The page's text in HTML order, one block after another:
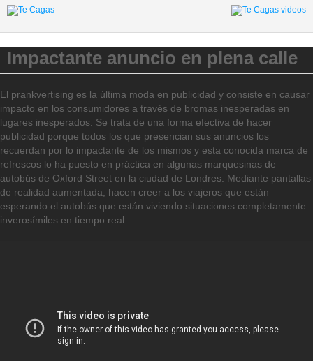
Impactante anuncio en plena calle
El prankvertising es la última moda en publicidad y consiste en causar
impacto en los consumidores a través de bromas inesperadas en
lugares inesperados. Se trata de una forma efectiva de hacer
publicidad porque todos los que presencian sus anuncios los
recuerdan por lo impactante de los mismos y esta conocida marca de
refrescos lo ha puesto en práctica en algunas marquesinas de
autobús de Oxford Street en la ciudad de Londres. Mediante pantallas
de realidad aumentada, hacen creer a los viajeros que están
esperando el autobús que están viviendo situaciones completamente
inverosímiles en tiempo real.